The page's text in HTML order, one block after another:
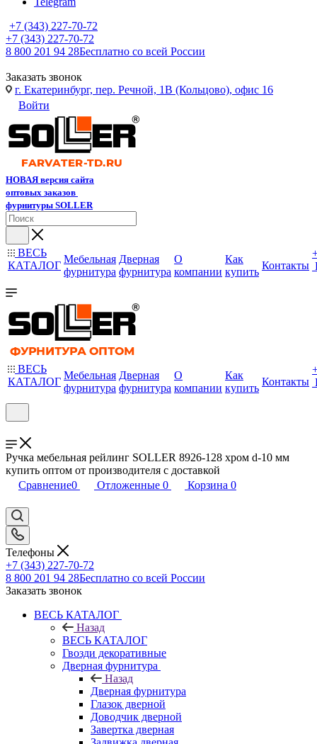
+7 (343) 227-70-72
+7 (343) 227-70-72
8 800 201 94 28Бесплатно со всей России
Заказать звонок
г. Екатеринбург, пер. Речной, 1В (Кольцово), офис 16
Войти
НОВАЯ версия сайта
оптовых заказов
фурнитуры SOLLER
ВЕСЬ
КАТАЛОГ
Мебельная
фурнитура
Дверная
фурнитура
О
компании
Как
купить
Контакты
ВЕСЬ
КАТАЛОГ
Мебельная
фурнитура
Дверная
фурнитура
О
компании
Как
купить
Контакты
Ручка мебельная рейлинг SOLLER 8926-128 хром d-10 мм
купить оптом от производителя с доставкой
Сравнение0 Отложенные 0 Корзина 0
Телефоны
+7 (343) 227-70-72
8 800 201 94 28Бесплатно со всей России
Заказать звонок
ВЕСЬ КАТАЛОГ
Назад
ВЕСЬ КАТАЛОГ
Гвозди декоративные
Дверная фурнитура
Назад
Дверная фурнитура
Глазок дверной
Доводчик дверной
Завертка дверная